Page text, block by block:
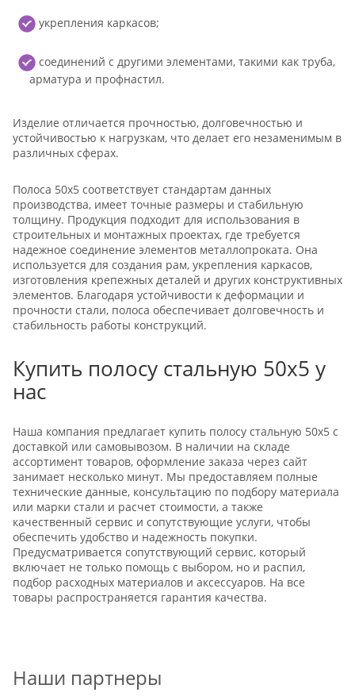
укрепления каркасов;
соединений с другими элементами, такими как труба,
арматура и профнастил.
Изделие отличается прочностью, долговечностью и
устойчивостью к нагрузкам, что делает его незаменимым в
различных сферах.
Полоса 50x5 соответствует стандартам данных
производства, имеет точные размеры и стабильную
толщину. Продукция подходит для использования в
строительных и монтажных проектах, где требуется
надежное соединение элементов металлопроката. Она
используется для создания рам, укрепления каркасов,
изготовления крепежных деталей и других конструктивных
элементов. Благодаря устойчивости к деформации и
прочности стали, полоса обеспечивает долговечность и
стабильность работы конструкций.
Купить полосу стальную 50x5 у
нас
Наша компания предлагает купить полосу стальную 50x5 с
доставкой или самовывозом. В наличии на складе
ассортимент товаров, оформление заказа через сайт
занимает несколько минут. Мы предоставляем полные
технические данные, консультацию по подбору материала
или марки стали и расчет стоимости, а также
качественный сервис и сопутствующие услуги, чтобы
обеспечить удобство и надежность покупки.
Предусматривается сопутствующий сервис, который
включает не только помощь с выбором, но и распил,
подбор расходных материалов и аксессуаров. На все
товары распространяется гарантия качества.
Наши партнеры